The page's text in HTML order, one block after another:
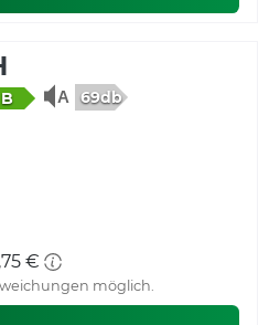
B 69db
€
möglich.